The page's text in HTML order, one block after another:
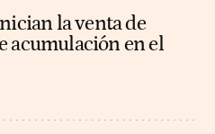
la venta de
acumulación en el